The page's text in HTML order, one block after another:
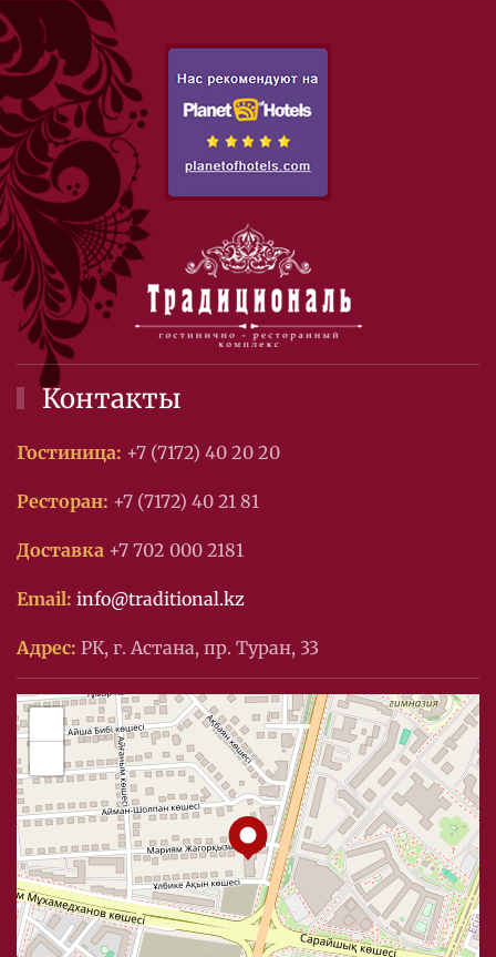
Контакты
Гостиница: +7 (7172) 40 20 20
Ресторан: +7 (7172) 40 21 81
Доставка +7 702 000 2181
Email: info@traditional.kz
Адрес: РК, г. Астана, пр. Туран, 33